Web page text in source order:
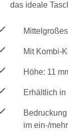
das ideale
Mit Kombi-
Höhe: 11
Erhältlich in
im ein-/